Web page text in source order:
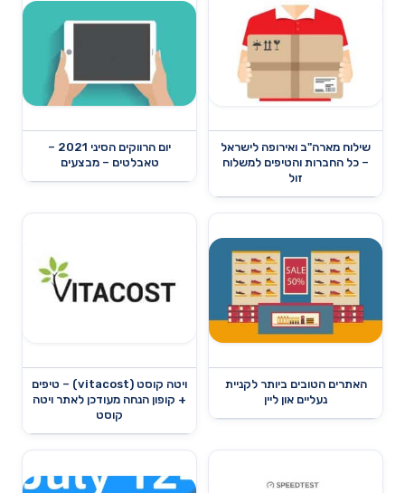
שילוח מארה"ב ואירופה לישראל
– כל החברות והטיפים למשלוח
זול
יום הרווקים הסיני 2021 –
טאבלטים – מבצעים
האתרים הטובים ביותר לקניית
נעליים און ליין
ויטה קוסט (vitacost) – טיפים
+ קופון הנחה מעודכן לאתר ויטה
קוסט